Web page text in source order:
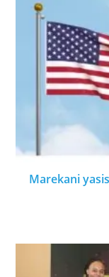
Marekani